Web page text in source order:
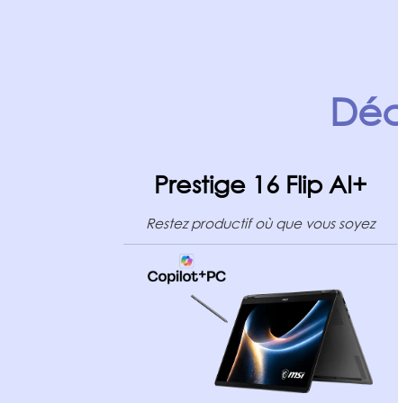
Prestige 16 Flip AI+
Restez productif où que vous soyez